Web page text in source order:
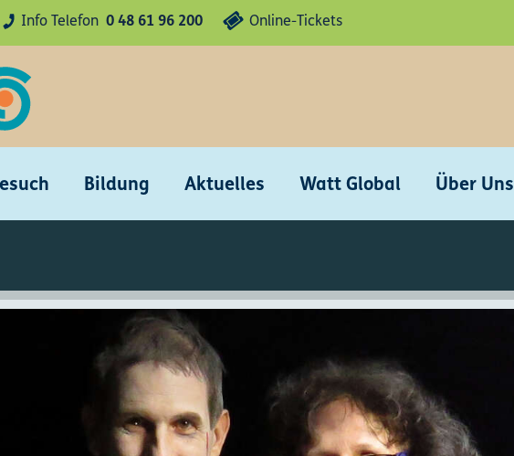
0 48 61 96 200
Info Telefon Online-Tickets
Bildung Aktuelles Watt Global Über Uns